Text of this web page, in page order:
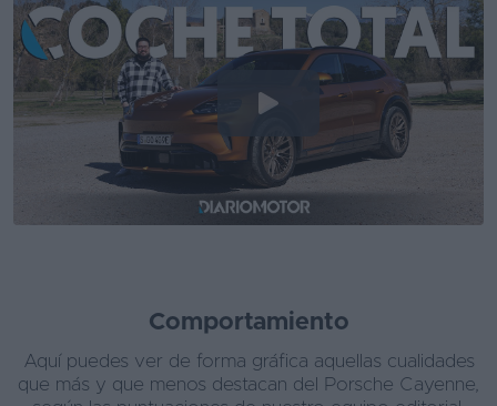
Comportamiento
Aquí puedes ver de forma gráfica aquellas cualidades
que más y que menos destacan del Porsche Cayenne,